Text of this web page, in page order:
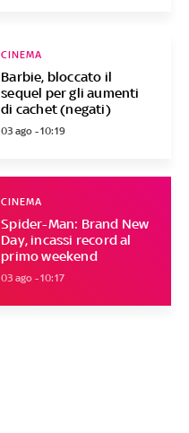
Barbie, bloccato il
sequel per gli aumenti
di cachet (negati)
CINEMA
03 ago - 10:19
Spider-Man: Brand New
Day, incassi record al
primo weekend
CINEMA
03 ago - 10:17